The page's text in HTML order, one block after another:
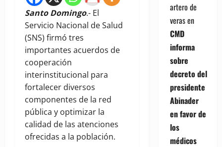
Santo Domingo.- El
Servicio Nacional de Salud
(SNS) firmó tres
importantes acuerdos de
cooperación
interinstitucional para
fortalecer diversos
componentes de la red
pública y optimizar la
calidad de las atenciones
ofrecidas a la población.
artero de
verasen
CMD
informa
sobre
decreto del
presidente
Abinader
en favor de
los
médicos